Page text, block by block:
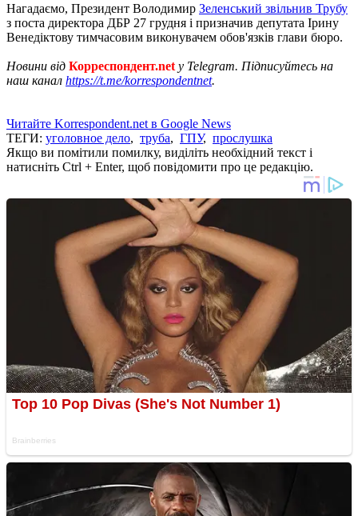
Нагадаємо, Президент Володимир Зеленський звільнив Трубу
з поста директора ДБР 27 грудня і призначив депутата Ірину
Венедіктову тимчасовим виконувачем обов'язків глави бюро.
Новини від Корреспондент.net у Telegram. Підписуйтесь на
наш канал https://t.me/korrespondentnet.
Читайте Korrespondent.net в Google News
ТЕГИ: уголовное дело, труба, ГПУ, прослушка
Якщо ви помітили помилку, виділіть необхідний текст і
натисніть Ctrl + Enter, щоб повідомити про це редакцію.